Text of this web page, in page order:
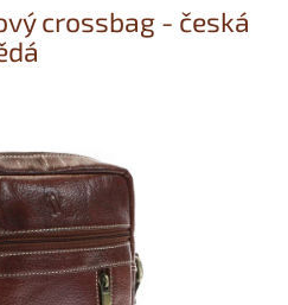
crossbag - česká